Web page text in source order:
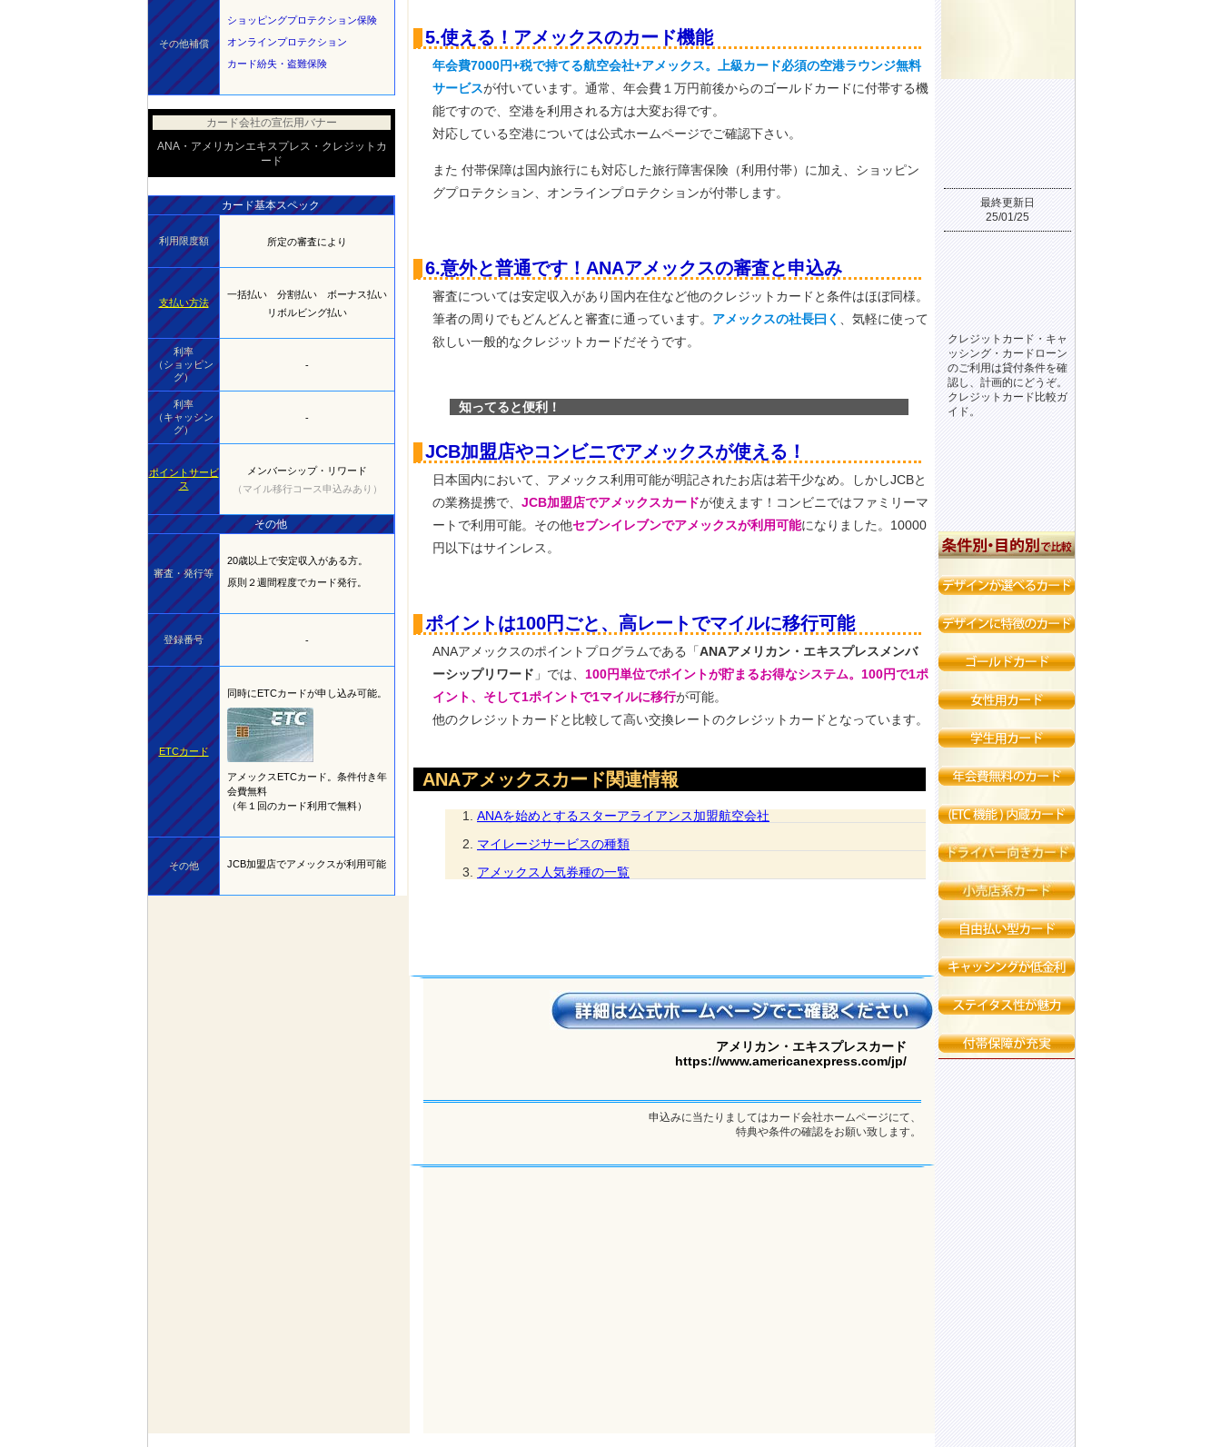
5.使える！アメックスのカード機能
年会費7000円+税で持てる航空会社+アメックス。上級カード必須の空港ラウンジ無料
サービスが付いています。通常、年会費１万円前後からのゴールドカードに付帯する機
能ですので、空港を利用される方は大変お得です。
対応している空港については公式ホームページでご確認下さい。
また 付帯保障は国内旅行にも対応した旅行障害保険（利用付帯）に加え、ショッピン
グプロテクション、オンラインプロテクションが付帯します。
6.意外と普通です！ANAアメックスの審査と申込み
審査については安定収入があり国内在住など他のクレジットカードと条件はほぼ同様。
筆者の周りでもどんどんと審査に通っています。 アメックスの社長曰く
、気軽に使って
欲しい一般的なクレジットカードだそうです。
知ってると便利！
JCB加盟店やコンビニでアメックスが使える！
日本国内において、アメックス利用可能が明記されたお店は若干少なめ。しかしJCBと
の業務提携で、 JCB加盟店でアメックスカードが使えます！コンビニではファミリーマ
ートで利用可能。その他セブンイレブンでアメックスが利用可能になりました。10000
円以下はサインレス。
ポイントは100円ごと、高レートでマイルに移行可能
ANAアメックスのポイントプログラムである「ANAアメリカン・エキスプレスメンバ
ーシップリワード 」では、 100円単位でポイントが貯まるお得なシステム。100円で1ポ
イント、そして1ポイントで1マイルに移行が可能。
他のクレジットカードと比較して高い交換レートのクレジットカードとなっています。
ANAアメックスカード関連情報
ANAを始めとするスターアライアンス加盟航空会社
マイレージサービスの種類
アメックス人気券種の一覧
その他補償
ショッピングプロテクション保険
オンラインプロテクション
カード紛失・盗難保険
カード会社の宣伝用バナー
ANA・アメリカンエキスプレス・クレジットカ
ード
カード基本スペック
利用限度額 所定の審査により
支払い方法
一括払い 分割払い ボーナス払い
リボルビング払い
利率
（ショッピン
グ）
-
利率
（キャッシン
グ）
-
ポイントサービ
ス
メンバーシップ・リワード
（マイル移行コース申込みあり）
その他
審査・発行等
20歳以上で安定収入がある方。
原則２週間程度でカード発行。
登録番号 -
ETCカード
同時にETCカードが申し込み可能。
アメックスETCカード。条件付き年
会費無料
（年１回のカード利用で無料）
その他 JCB加盟店でアメックスが利用可能
アメリカン・エキスプレスカード
https://www.americanexpress.com/jp/
申込みに当たりましてはカード会社ホームページにて、
特典や条件の確認をお願い致します。
最終更新日
25/01/25
クレジットカード・キャ
ッシング・カードローン
のご利用は貸付条件を確
認し、計画的にどうぞ。
クレジットカード比較ガ
イド。